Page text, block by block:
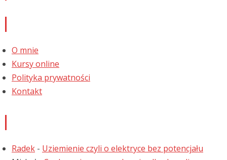
O mnie
Kursy online
Polityka prywatności
Kontakt
Radek - Uziemienie czyli o elektryce bez potencjału